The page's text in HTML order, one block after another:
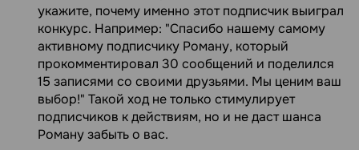
укажите, почему именно этот подписчик выиграл
конкурс. Например: "Спасибо нашему самому
активному подписчику Роману, который
прокомментировал 30 сообщений и поделился
15 записями со своими друзьями. Мы ценим ваш
выбор!" Такой ход не только стимулирует
подписчиков к действиям, но и не даст шанса
Роману забыть о вас.